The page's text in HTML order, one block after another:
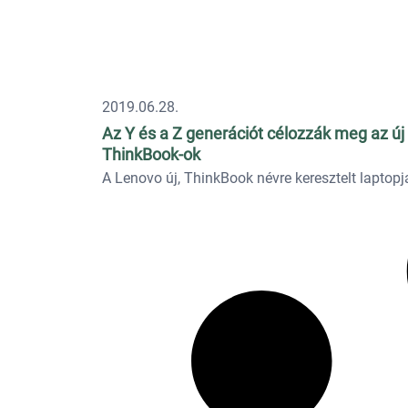
2019.06.28.
Az Y és a Z generációt célozzák meg az új
ThinkBook-ok
A Lenovo új, ThinkBook névre keresztelt